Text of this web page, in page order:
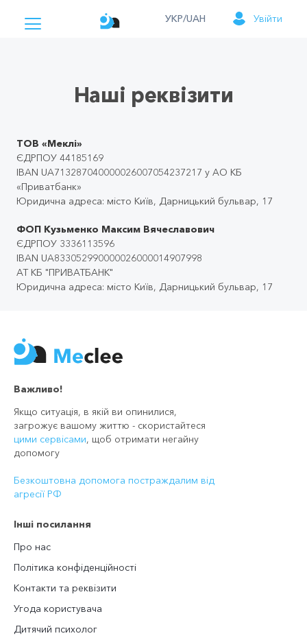
УКР/UAH Увійти
Наші реквізити
ТОВ «Меклі»
ЄДРПОУ 44185169
IBAN UA713287040000026007054237217 у АО КБ
«Приватбанк»
Юридична адреса: місто Київ, Дарницький бульвар, 17
ФОП Кузьменко Максим Вячеславович
ЄДРПОУ 3336113596
IBAN UA833052990000026000014907998
АТ КБ "ПРИВАТБАНК"
Юридична адреса: місто Київ, Дарницький бульвар, 17
Важливо!
Якщо ситуація, в якій ви опинилися,
загрожує вашому життю - скористайтеся
цими сервісами, щоб отримати негайну
допомогу
Безкоштовна допомога постраждалим від
агресії РФ
Інші посилання
Про нас
Політика конфіденційності
Контакти та реквізити
Угода користувача
Дитячий психолог